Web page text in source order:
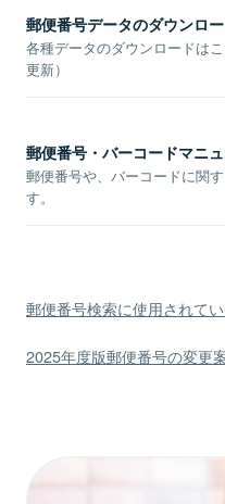
郵便番号データのダウンロ
各種データのダウンロードは
更新）
郵便番号・バーコードマニ
郵便番号や、バーコードに関
す。
郵便番号検索に使用されて
2025年度版郵便番号の変更